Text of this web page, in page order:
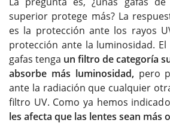
superior protege más? La
es la protección ante los rayos
protección ante la luminosidad.
gafas tenga un filtro de categoría
absorbe más luminosidad, pero
ante la radiación que cualquier
filtro UV. Como ya hemos
les afecta que las lentes sean más